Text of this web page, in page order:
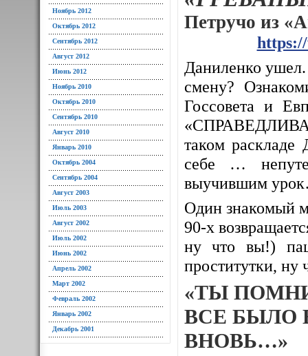
Ноябрь 2012
Октябрь 2012
Сентябрь 2012
Август 2012
Июнь 2012
Ноябрь 2010
Октябрь 2010
Сентябрь 2010
Август 2010
Январь 2010
Октябрь 2004
Сентябрь 2004
Август 2003
Июль 2003
Август 2002
Июль 2002
Июнь 2002
Апрель 2002
Март 2002
Февраль 2002
Январь 2002
Декабрь 2001
Петручо из
Даниленко
смену?
Госсовета и
таком раскладе
себе …
выучившим
Один знакомый
90-х
ну что вы!)
проститутки,
«ТЫ
ВСЕ БЫЛО
ВНОВЬ…»